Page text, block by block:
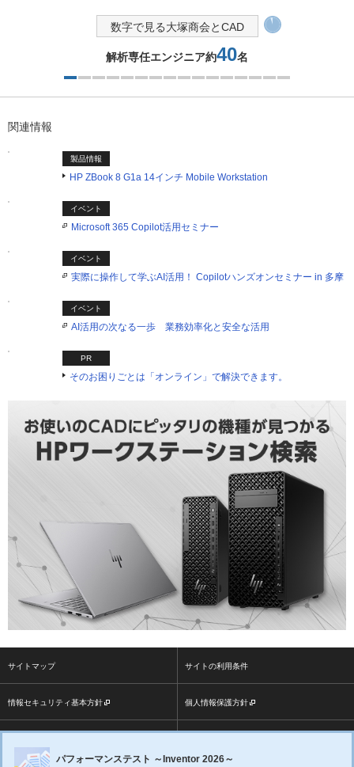
数字で見る大塚商会とCAD
CADスクール年間受講者数25,000
関連情報
製品情報
HP ZBook 8 G1a 14インチ Mobile Workstation
イベント
Microsoft 365 Copilot活用セミナー
イベント
実際に操作して学ぶAI活用！ Copilotハンズオンセミナー in 多摩
イベント
AI活用の次なる一歩 業務効率化と安全な活用
PR
そのお困りごとは「オンライン」で解決できます。
パフォーマンステスト ～Inventor 2026～
サイトマップ サイトの利用条件
情報セキュリティ基本方針 個人情報保護方針